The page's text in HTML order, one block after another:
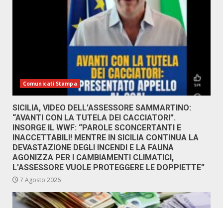
Comunicati Stampa
SICILIA, VIDEO DELL’ASSESSORE SAMMARTINO:
“AVANTI CON LA TUTELA DEI CACCIATORI”.
INSORGE IL WWF: “PAROLE SCONCERTANTI E
INACCETTABILI! MENTRE IN SICILIA CONTINUA LA
DEVASTAZIONE DEGLI INCENDI E LA FAUNA
AGONIZZA PER I CAMBIAMENTI CLIMATICI,
L’ASSESSORE VUOLE PROTEGGERE LE DOPPIETTE”
7 Agosto 2026